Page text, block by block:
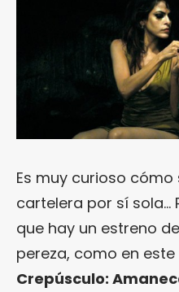
Es muy curioso cómo
cartelera por sí sola…
que hay un estreno
pereza, como en este
Crepúsculo: